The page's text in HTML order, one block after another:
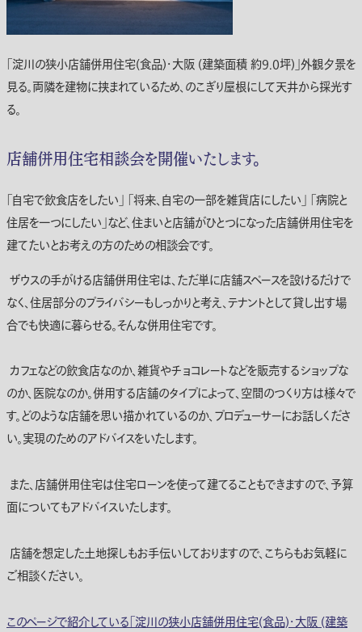
「淀川の狭小店舗併用住宅(食品)・大阪 (建築面積 約9.0坪)」外観夕景を
見る。両隣を建物に挟まれているため、のこぎり屋根にして天井から採光す
る。
店舗併用住宅相談会を開催いたします。
「自宅で飲食店をしたい」 「将来、自宅の一部を雑貨店にしたい」 「病院と
住居を一つにしたい」など、住まいと店舗がひとつになった店舗併用住宅を
建てたいとお考えの方のための相談会です。
ザウスの手がける店舗併用住宅は、ただ単に店舗スペースを設けるだけで
なく、住居部分のプライバシーもしっかりと考え、テナントとして貸し出す場
合でも快適に暮らせる。そんな併用住宅です。
カフェなどの飲食店なのか、雑貨やチョコレートなどを販売するショップな
のか、医院なのか。併用する店舗のタイプによって、空間のつくり方は様々で
す。どのような店舗を思い描かれているのか、プロデューサーにお話しくださ
い。実現のためのアドバイスをいたします。
また、店舗併用住宅は住宅ローンを使って建てることもできますので、予算
面についてもアドバイスいたします。
店舗を想定した土地探しもお手伝いしておりますので、こちらもお気軽に
ご相談ください。
このページで紹介している「淀川の狭小店舗併用住宅(食品)・大阪 (建築